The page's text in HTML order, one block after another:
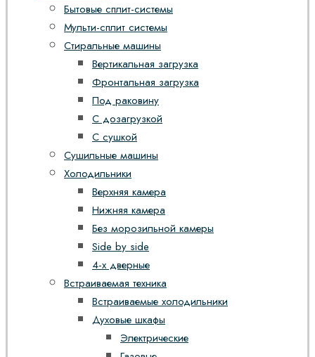
Бытовые сплит-системы
Мульти-сплит системы
Стиральные машины
Вертикальная загрузка
Фронтальная загрузка
Под раковину
С дозагрузкой
С сушкой
Сушильные машины
Холодильники
Верхняя камера
Нижняя камера
Без морозильной камеры
Side by side
4-х дверные
Встраиваемая техника
Встраиваемые холодильники
Духовые шкафы
Электрические